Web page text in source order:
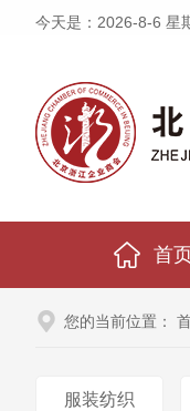
今天是： 2026-8-6 星
首
您的当前位置：
服装纺织